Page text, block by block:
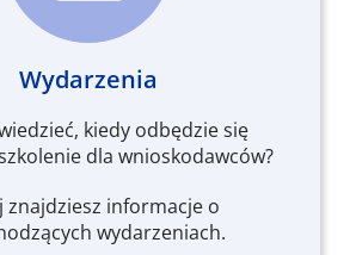
Wydarzenia
kiedy odbędzie się
dla wnioskodawców?
znajdziesz informacje o
wydarzeniach.